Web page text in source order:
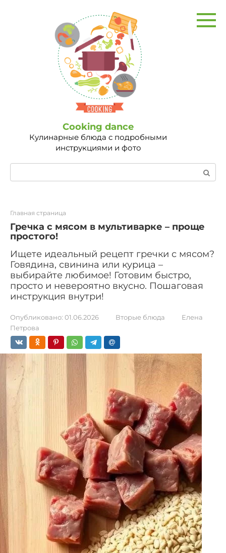
Сooking dance
Кулинарные блюда с подробными
инструкциями и фото
Поиск:
Главная страница
Гречка с мясом в мультиварке – проще
простого!
Ищете идеальный рецепт гречки с мясом?
Говядина, свинина или курица –
выбирайте любимое! Готовим быстро,
просто и невероятно вкусно. Пошаговая
инструкция внутри!
Опубликовано: 01.06.2026 Вторые блюда
Елена
Петрова